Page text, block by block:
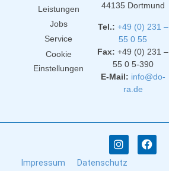
Leistungen
Jobs
Service
Cookie
Einstellungen
44135 Dortmund
Tel.: +49 (0) 231 –
55 0 55
Fax: +49 (0) 231 –
55 0 5-390
E-Mail: info@do-
ra.de
Impressum Datenschutz